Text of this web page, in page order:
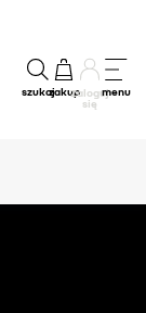
szukajzakupZaloguj
się
menu